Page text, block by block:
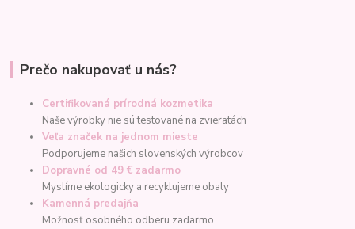
Prečo nakupovať u nás?
Certifikovaná prírodná kozmetika
Naše výrobky nie sú testované na zvieratách
Veľa značek na jednom mieste
Podporujeme našich slovenských výrobcov
Dopravné od 49 € zadarmo
Myslíme ekologicky a recyklujeme obaly
Kamenná predajňa
Možnosť osobného odberu zadarmo